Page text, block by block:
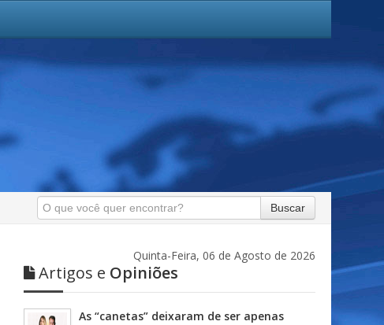
Buscar
Quinta-Feira, 06 de Agosto de 2026
Artigos e Opiniões
As “canetas” deixaram de ser apenas